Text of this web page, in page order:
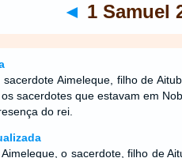
◄ 1 Samuel
Aimeleque, filho de
sacerdotes que estavam em
do rei.
o sacerdote, filho de